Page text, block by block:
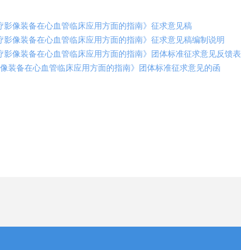
影像装备在心血管临床应用方面的指南》征求意见稿
影像装备在心血管临床应用方面的指南》征求意见稿编制说明
影像装备在心血管临床应用方面的指南》团体标准征求意见反馈表
装备在心血管临床应用方面的指南》团体标准征求意见的函